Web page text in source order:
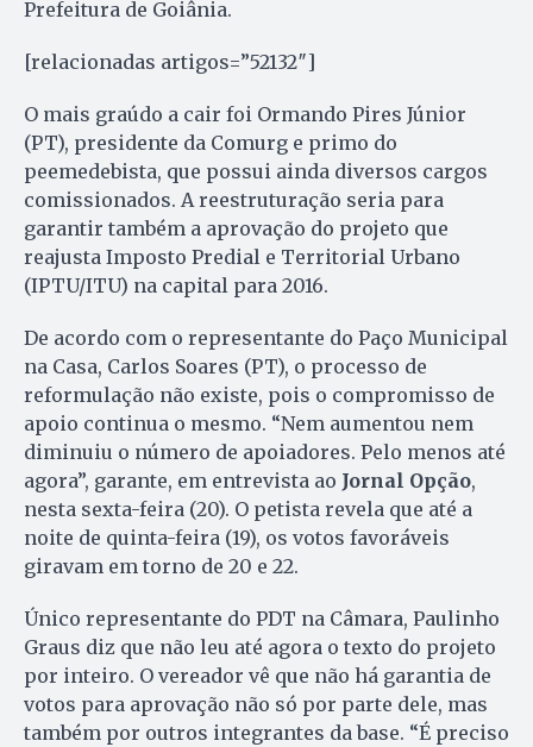
Prefeitura de Goiânia.
[relacionadas artigos=”52132″]
O mais graúdo a cair foi Ormando Pires Júnior
(PT), presidente da Comurg e primo do
peemedebista, que possui ainda diversos cargos
comissionados. A reestruturação seria para
garantir também a aprovação do projeto que
reajusta Imposto Predial e Territorial Urbano
(IPTU/ITU) na capital para 2016.
De acordo com o representante do Paço Municipal
na Casa, Carlos Soares (PT), o processo de
reformulação não existe, pois o compromisso de
apoio continua o mesmo. “Nem aumentou nem
diminuiu o número de apoiadores. Pelo menos até
agora”, garante, em entrevista ao Jornal Opção,
nesta sexta-feira (20). O petista revela que até a
noite de quinta-feira (19), os votos favoráveis
giravam em torno de 20 e 22.
Único representante do PDT na Câmara, Paulinho
Graus diz que não leu até agora o texto do projeto
por inteiro. O vereador vê que não há garantia de
votos para aprovação não só por parte dele, mas
também por outros integrantes da base. “É preciso